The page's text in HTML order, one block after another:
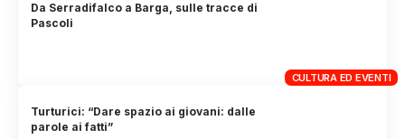
CULTURA ED EVENTI
Da Serradifalco a Barga, sulle tracce di
Pascoli
Turturici: “Dare spazio ai giovani: dalle
parole ai fatti”